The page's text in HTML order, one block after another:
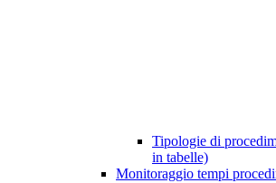
Tipologie di
in tabelle)
Monitoraggio tempi